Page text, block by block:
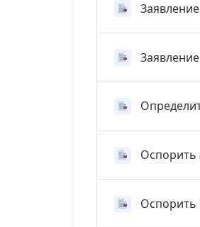
Оспорить
Оспорить